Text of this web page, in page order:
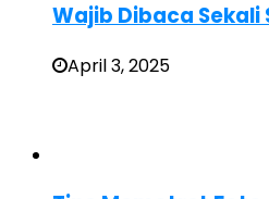
Wajib Dibaca Sekali
April 3, 2025